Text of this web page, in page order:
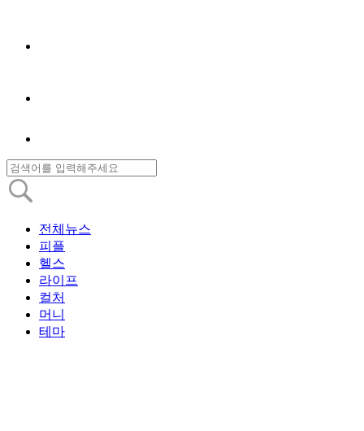
전체뉴스
피플
헬스
라이프
컬처
머니
테마